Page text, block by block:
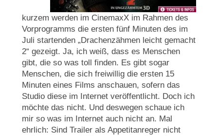
kurzem werden im CinemaxX im Rahmen des
Vorprogramms die ersten fünf Minuten des im
Juli startenden „Drachenzähmen leicht gemacht
2“ gezeigt. Ja, ich weiß, dass es Menschen
gibt, die so was toll finden. Es gibt sogar
Menschen, die sich freiwillig die ersten 15
Minuten eines Films anschauen, sofern das
Studio diese im Internet veröffentlicht. Doch ich
möchte das nicht. Und deswegen schaue ich
mir so was im Internet auch nicht an. Mal
ehrlich: Sind Trailer als Appetitanreger nicht